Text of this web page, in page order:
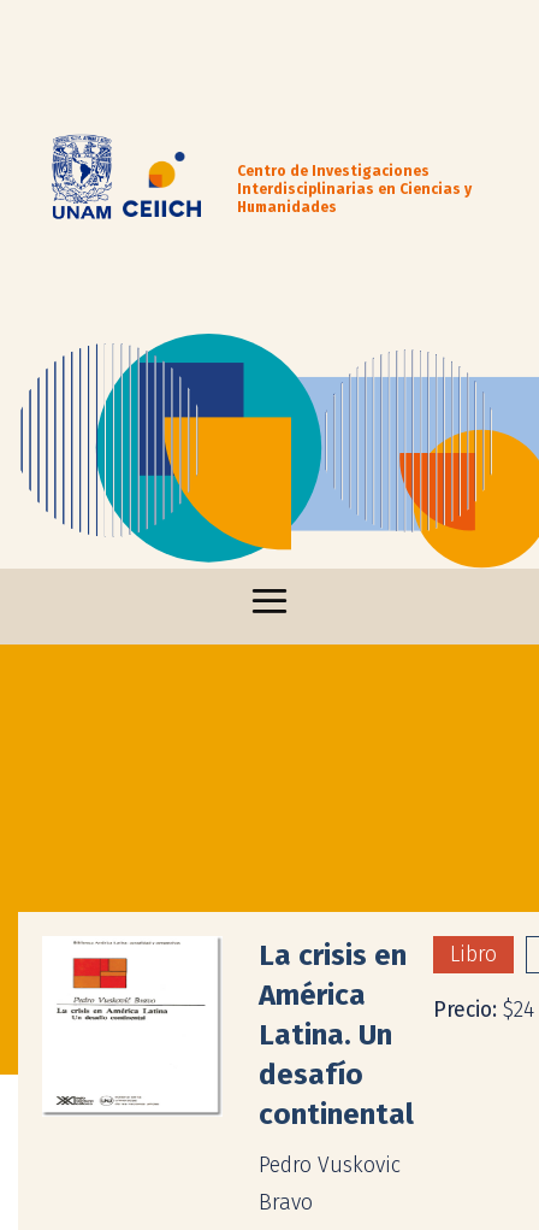
Centro de Investigaciones
Interdisciplinarias en Ciencias y
Humanidades
La crisis en
América
Latina. Un
desafío
continental
Pedro Vuskovic
Bravo
Libro
Precio: $24